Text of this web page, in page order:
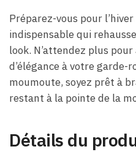
Préparez-vous pour
indispensable qui
look. N’attendez plus
d’élégance à votre garde-
moumoute, soyez prêt à
restant à la pointe de la
Détails du